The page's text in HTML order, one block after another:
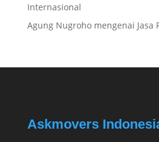
Internasional
Agung Nugrohomengenai Jasa
Askmovers